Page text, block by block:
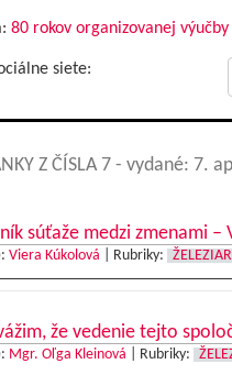
80 rokov organizovanej výučby
siete:
Z ČÍSLA 7 - vydané: 7.
súťaže medzi zmenami –
Viera Kúkolová Rubriky:
že vedenie tejto
Mgr. Oľga Kleinová Rubriky: